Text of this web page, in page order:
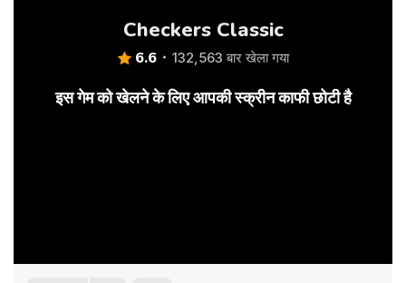
Checkers Classic
6.6 132,563 बार खेला गया
इस गेम को खेलने के लिए आपकी स्क्रीन काफी छोटी है